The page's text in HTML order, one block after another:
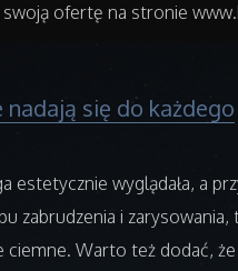
ofertę na stronie
nadają się do każdego
estetycznie wyglądała, a
zabrudzenia i zarysowania,
Warto też dodać,